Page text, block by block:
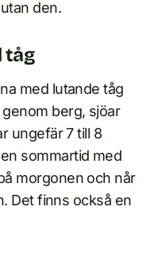
den.
tåg
med lutande tåg
berg, sjöar
ungefär 7 till 8
sommartid med
morgonen och når
Det finns också en